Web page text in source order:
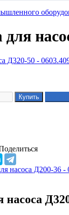
для
насоса Д200-36 -
насоса